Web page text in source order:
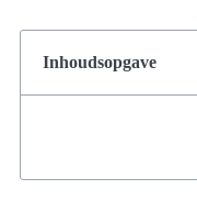
Inhoudsopgave